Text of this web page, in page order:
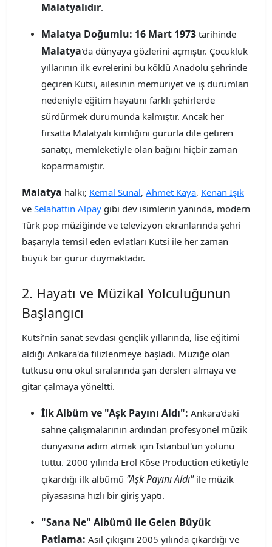
Malatyalıdır.
Malatya Doğumlu: 16 Mart 1973 tarihinde
Malatya'da dünyaya gözlerini açmıştır. Çocukluk
yıllarının ilk evrelerini bu köklü Anadolu şehrinde
geçiren Kutsi, ailesinin memuriyet ve iş durumları
nedeniyle eğitim hayatını farklı şehirlerde
sürdürmek durumunda kalmıştır. Ancak her
fırsatta Malatyalı kimliğini gururla dile getiren
sanatçı, memleketiyle olan bağını hiçbir zaman
koparmamıştır.
Malatya halkı; Kemal Sunal, Ahmet Kaya, Kenan Işık
ve Selahattin Alpay gibi dev isimlerin yanında, modern
Türk pop müziğinde ve televizyon ekranlarında şehri
başarıyla temsil eden evlatları Kutsi ile her zaman
büyük bir gurur duymaktadır.
2. Hayatı ve Müzikal Yolculuğunun
Başlangıcı
Kutsi’nin sanat sevdası gençlik yıllarında, lise eğitimi
aldığı Ankara'da filizlenmeye başladı. Müziğe olan
tutkusu onu okul sıralarında şan dersleri almaya ve
gitar çalmaya yöneltti.
İlk Albüm ve "Aşk Payını Aldı": Ankara'daki
sahne çalışmalarının ardından profesyonel müzik
dünyasına adım atmak için İstanbul'un yolunu
tuttu. 2000 yılında Erol Köse Production etiketiyle
çıkardığı ilk albümü "Aşk Payını Aldı"ile müzik
piyasasına hızlı bir giriş yaptı.
"Sana Ne" Albümü ile Gelen Büyük
Patlama: Asıl çıkışını 2005 yılında çıkardığı ve